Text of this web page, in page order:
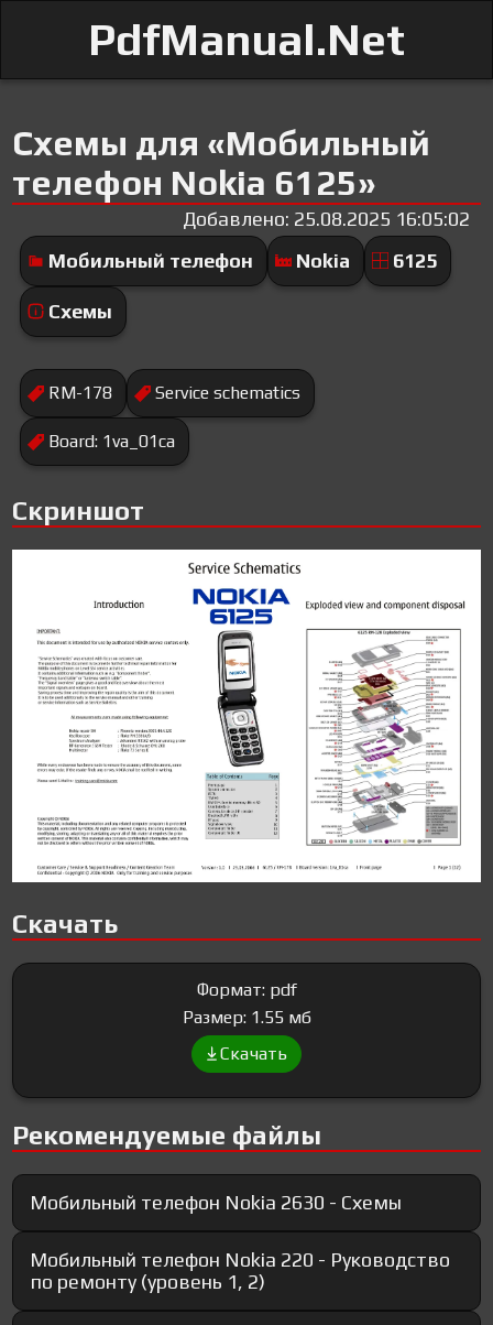
PdfManual.Net
Схемы для «Мобильный
телефон Nokia 6125»
Добавлено: 25.08.2025 16:05:02
Мобильный телефон
Nokia 6125
Схемы
RM-178 Service schematics
Board: 1va_01ca
Скриншот
Скачать
Формат: pdf
Размер: 1.55 мб
Скачать
Рекомендуемые файлы
Мобильный телефон Nokia 2630 - Схемы
Мобильный телефон Nokia 220 - Руководство
по ремонту (уровень 1, 2)